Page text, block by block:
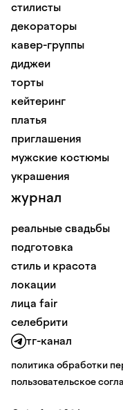
стилисты
декораторы
кавер-группы
диджеи
торты
кейтеринг
платья
приглашения
мужские костюмы
украшения
журнал
реальные свадьбы
подготовка
стиль и красота
локации
лица fair
селебрити
тг-канал
политика обработки
пользовательское